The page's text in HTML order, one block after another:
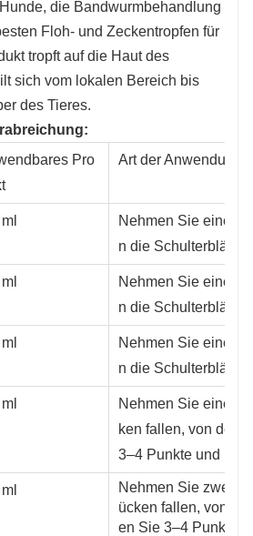
die Bandwurmbehandlung
Floh- und Zeckentropfen für
tropft auf die Haut des
sich vom lokalen Bereich bis
des Tieres.
Pro
Art der Anwendung
Nehmen Sie eine
n die Schulterblätter
Nehmen Sie eine
n die Schulterblätter
Nehmen Sie eine
n die Schulterblätter
Nehmen Sie eine
ken fallen, von der
3–4 Punkte und
Nehmen Sie zwei
ücken fallen, von
en Sie 3–4 Punkte